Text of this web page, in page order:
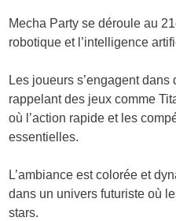
Mecha Party se déroule au
robotique et l’intelligence
Les joueurs s’engagent
rappelant des jeux comme
où l’action rapide et les
essentielles.
L’ambiance est colorée et
dans un univers futuriste où
stars.